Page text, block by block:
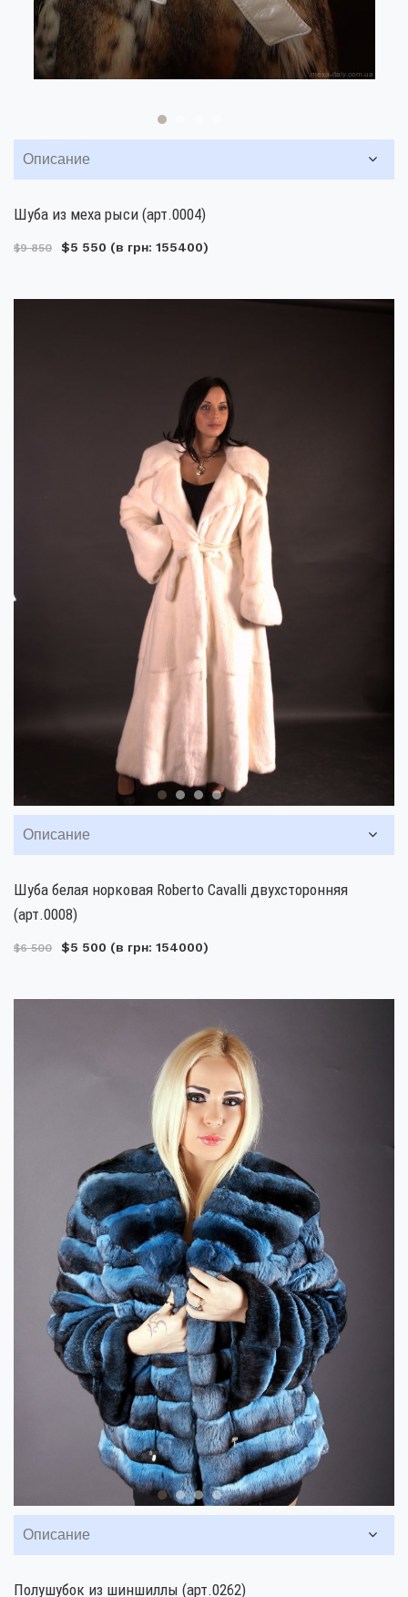
Описание
Шуба из меха рыси (арт.0004)
$9 850 $5 550 (в грн: 155400)
Описание
Шуба белая норковая Roberto Cavalli двухсторонняя
(арт.0008)
$6 500 $5 500 (в грн: 154000)
Описание
Полушубок из шиншиллы (арт.0262)